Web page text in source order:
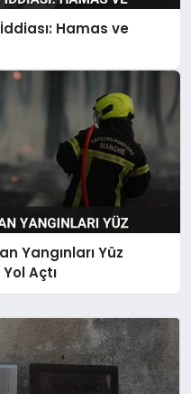
Hamas ve
Yangınları Yüz
Açtı